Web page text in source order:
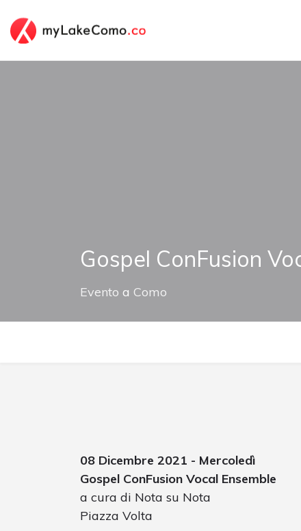
Gospel ConFusion
Evento a Como
08 Dicembre 2021 - Mercoledì
Gospel ConFusion Vocal Ensemble
a cura di Nota su Nota
Piazza Volta